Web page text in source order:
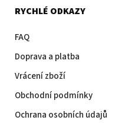
RYCHLÉ ODKAZY
FAQ
Doprava a platba
Vrácení zboží
Obchodní podmínky
Ochrana osobních údajů